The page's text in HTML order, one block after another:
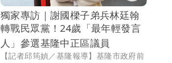
獨家專訪｜謝國樑子弟兵林廷翰
轉戰民眾黨！24歲「最年輕發言
人」參選基隆中正區議員
【記者邱筠媜／基隆報導】基隆市政府前